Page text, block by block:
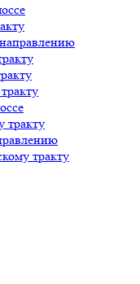
тракту
тракту